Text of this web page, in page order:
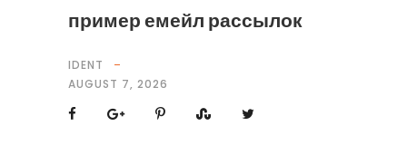
пример емейл рассылок
IDENT
AUGUST 7, 2026